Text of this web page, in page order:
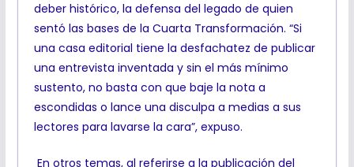
deber histórico, la defensa del legado de quien
sentó las bases de la Cuarta Transformación. “Si
una casa editorial tiene la desfachatez de publicar
una entrevista inventada y sin el más mínimo
sustento, no basta con que baje la nota a
escondidas o lance una disculpa a medias a sus
lectores para lavarse la cara”, expuso.
En otros temas, al referirse a la publicación del